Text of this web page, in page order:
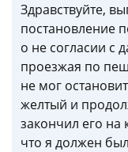
Здравствуйте,
постановление
о не согласии с
проезжая по
не мог
желтый и
закончил его на
что я должен